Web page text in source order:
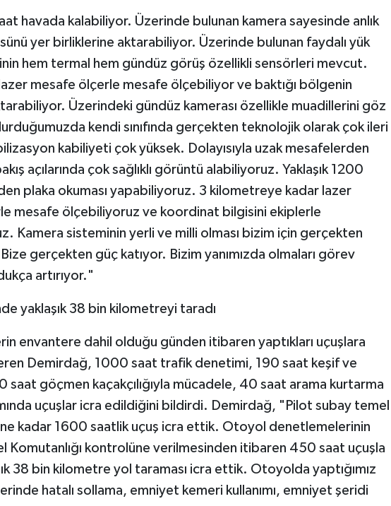
havada kalabiliyor. Üzerinde bulunan kamera sayesinde anlık
yer birliklerine aktarabiliyor. Üzerinde bulunan faydalı yük
hem termal hem gündüz görüş özellikli sensörleri mevcut.
mesafe ölçerle mesafe ölçebiliyor ve baktığı bölgenin
Üzerindeki gündüz kamerası özellikle muadillerini göz
kendi sınıfında gerçekten teknolojik olarak çok ileri
kabiliyeti çok yüksek. Dolayısıyla uzak mesafelerden
açılarında çok sağlıklı görüntü alabiliyoruz. Yaklaşık 1200
plaka okuması yapabiliyoruz. 3 kilometreye kadar lazer
mesafe ölçebiliyoruz ve koordinat bilgisini ekiplerle
Kamera sisteminin yerli ve milli olması bizim için gerçekten
gerçekten güç katıyor. Bizim yanımızda olmaları görev
artırıyor."
yaklaşık 38 bin kilometreyi taradı
envantere dahil olduğu günden itibaren yaptıkları uçuşlara
Demirdağ, 1000 saat trafik denetimi, 190 saat keşif ve
saat göçmen kaçakçılığıyla mücadele, 40 saat arama kurtarma
uçuşlar icra edildiğini bildirdi. Demirdağ, "Pilot subay temel
kadar 1600 saatlik uçuş icra ettik. Otoyol denetlemelerinin
Komutanlığı kontrolüne verilmesinden itibaren 450 saat uçuşla
38 bin kilometre yol taraması icra ettik. Otoyolda yaptığımız
hatalı sollama, emniyet kemeri kullanımı, emniyet şeridi